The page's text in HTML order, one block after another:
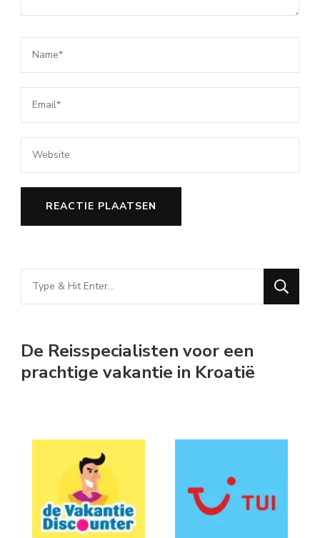
Looking
for
De Reisspecialisten voor een
prachtige vakantie in Kroatië